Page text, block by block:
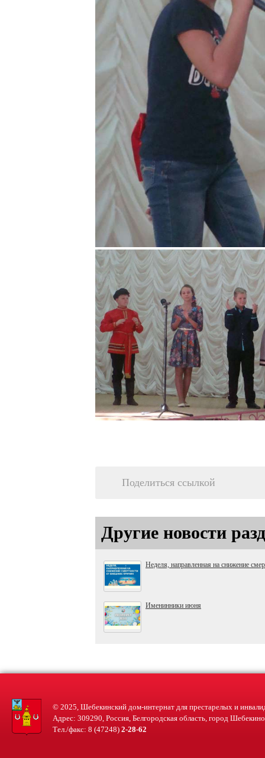
Поделиться ссылкой
Другие новости
Неделя, направленная на снижение
Именинники июня
© 2025, Шебекинский дом-интернат для престарелых и
Адрес: 309290, Россия, Белгородская область, город
Тел./факс: 8 (47248) 2-28-62